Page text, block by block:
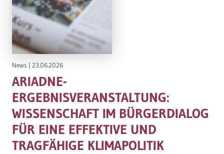
News | 23.06.2026
ARIADNE-
ERGEBNISVERANSTALTUNG:
WISSENSCHAFT IM BÜRGERDIALOG
FÜR EINE EFFEKTIVE UND
TRAGFÄHIGE KLIMAPOLITIK
Governance
Europa & Green Deal
Themen Übersicht
Soziales Nachhaltigkeitsbarometer